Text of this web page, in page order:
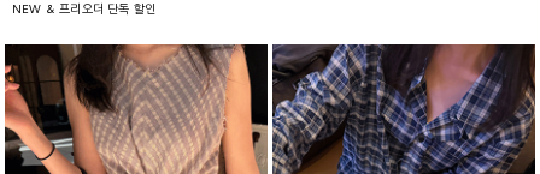
NEW & 프리오더 단독 할인